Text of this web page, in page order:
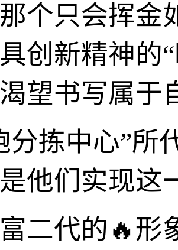
个只会挥金
创新精神的
望书写属于
分拣中心”所
他们实现这
二代的🔥形